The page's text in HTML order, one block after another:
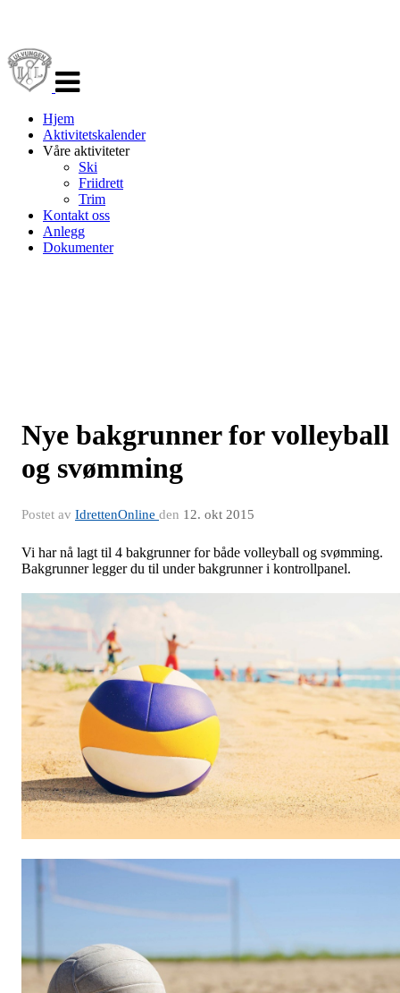
navigasjon
Hjem
Aktivitetskalender
Våre aktiviteter
Ski
Friidrett
Trim
Kontakt oss
Anlegg
Dokumenter
Nye bakgrunner for volleyball
og svømming
Postet av IdrettenOnline den 12. okt 2015
Vi har nå lagt til 4 bakgrunner for både volleyball og svømming.
Bakgrunner legger du til under bakgrunner i kontrollpanel.